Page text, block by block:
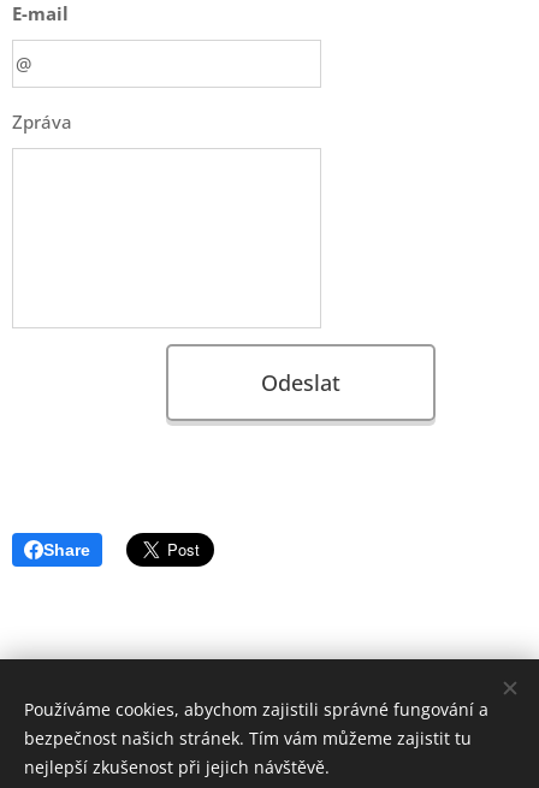
E-mail
Zpráva
Odeslat
Share
© 2019 Ester Marečková (Estermareckova@gmail.com),
Českomoravská 2420/15a, FORMFACTORY
Cookies
Používáme cookies, abychom zajistili správné fungování a
bezpečnost našich stránek. Tím vám můžeme zajistit tu
nejlepší zkušenost při jejich návštěvě.